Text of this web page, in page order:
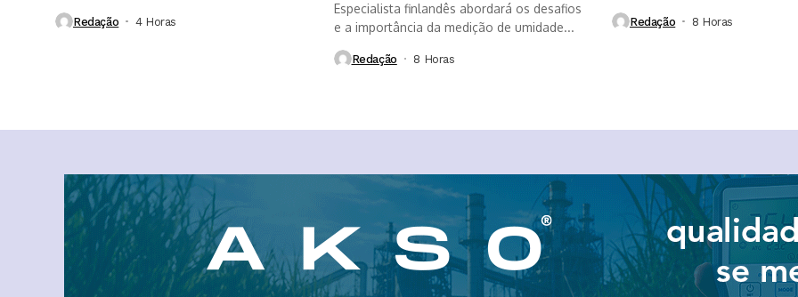
Redação 4 Horas ⁮
Especialista finlandês abordará os desafios
e a importância da medição de umidade...
Redação 8 Horas ⁮
Redação 8 Horas ⁮